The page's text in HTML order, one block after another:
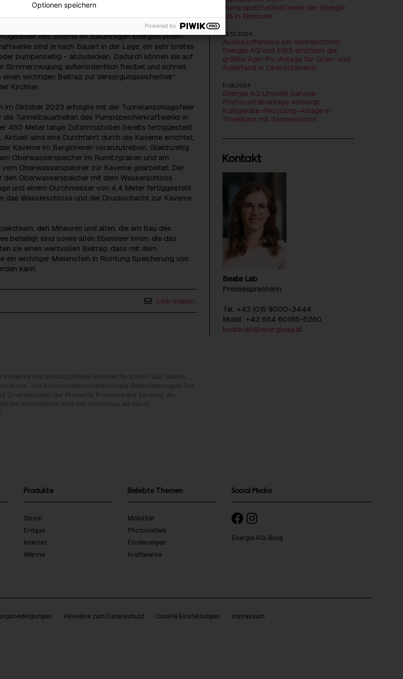
wie diesem Pumpspeicherkraftwerk ist eine
des Stroms im zukünftigen Energiesystem
sind je nach Bauart in der Lage, ein sehr breites
pumpenseitig - abzudecken. Dadurch können sie auf
Stromerzeugung außerordentlich flexibel und schnell
wichtigen Beitrag zur Versorgungssicherheit“,
Kirchner.
im Oktober 2023 erfolgte mit der Tunnelanschlagsfeier
Tunnelbauarbeiten des Pumpspeicherkraftwerks in
460 Meter lange Zufahrtsstollen bereits fertiggestellt
Aktuell wird eine Durchfahrt durch die Kaverne errichtet,
Kaverne im Berginneren voranzutreiben. Gleichzeitig
Oberwasserspeicher im Rumitzgraben und am
Oberwasserspeicher zur Kaverne gearbeitet. Der
Oberwasserspeicher mit dem Wasserschloss
und einem Durchmesser von 4,4 Meter fertiggestellt.
das Wasserschloss und der Druckschacht zur Kaverne
den Mineuren und allen, die am Bau des
beteiligt sind sowie allen Ebenseer:innen, die das
sie einen wertvollen Beitrag, dass mit dem
ein wichtiger Meilenstein in Richtung Speicherung von
kann.
Link mailen
moderne und leistungsfähige Anbieter für Strom, Gas, Wärme,
und Kommunikationstechnologie-Dienstleistungen. Der
Zuverlässigkeit der Produkte, Prozesse und Services. Als
Unternehmen wird den Kund:innen ein faires
Pumpspeicherkraftwerk der Energie
AG in Ebensee
22.10.2024
Ausbauoffensive bei Sonnenstrom:
Energie AG und EWS errichten die
größte Agri-PV-Anlage für Grün- und
Ackerland in Oberösterreich
11.08.2024
Energie AG Umwelt Service:
Photovoltaikanlage versorgt
Kühlgeräte-Recycling-Anlage in
Timelkam mit Sonnenstrom
Kontakt
Beate Leb
Pressesprecherin
Tel. +43 (0)5 9000-3444
Mobil: +43 664 60165-5260
beate.leb@energieag.at
Produkte
Strom
Erdgas
Internet
Wärme
Beliebte Themen
Mobilität
Photovoltaik
Förderungen
Kraftwerke
Social Media
Energie AG-Blog
Hinweise zum Datenschutz Cookie Einstellungen Impressum
Optionen speichern
Powered by